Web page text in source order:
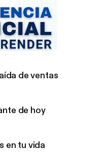
esto
de ventas
de hoy
en tu vida